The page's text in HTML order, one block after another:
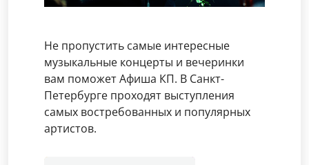
Не пропустить самые интересные
музыкальные концерты и вечеринки
вам поможет Афиша КП. В Санкт-
Петербурге проходят выступления
самых востребованных и популярных
артистов.